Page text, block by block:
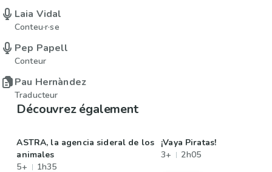
Laia Vidal
Conteu·r·se
Pep Papell
Conteur
Pau Hernàndez
Traducteur
Découvrez également
ASTRA, la agencia sideral de los
animales
5+
1h35
¡Vaya Piratas!
3+
2h05